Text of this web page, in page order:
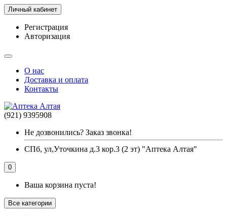
Личный кабинет
Регистрация
Авторизация
О нас
Доставка и оплата
Контакты
(921) 9395908
Не дозвонились? Заказ звонка!
СПб, ул,Уточкина д.3 кор.3 (2 эт) "Аптека Алтая"
0
Ваша корзина пуста!
Все категории